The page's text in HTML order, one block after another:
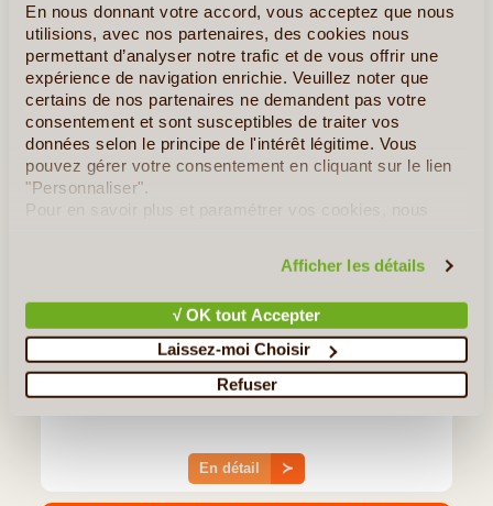
En nous donnant votre accord, vous acceptez que nous
utilisions, avec nos partenaires, des cookies nous
permettant d’analyser notre trafic et de vous offrir une
expérience de navigation enrichie. Veuillez noter que
certains de nos partenaires ne demandent pas votre
consentement et sont susceptibles de traiter vos
données selon le principe de l'intérêt légitime. Vous
pouvez gérer votre consentement en cliquant sur le lien
"Personnaliser".
Pour en savoir plus et paramétrer vos cookies, nous
Afficher les détails
√ OK tout Accepter
Laissez-moi Choisir
Refuser
Nicaragua – Lâcher-Prise
©
Le mot de Delphine … Ce monde a besoin de leaders
conscients, d'initiateurs, de personnes inspirantes. Si tu es prêt à
t'ouvrir à l'infinité des possibles, ce voyage est fait pour toi ! Nous
allons changer de décor, direction le Nicaragua (...)
En détail ≻